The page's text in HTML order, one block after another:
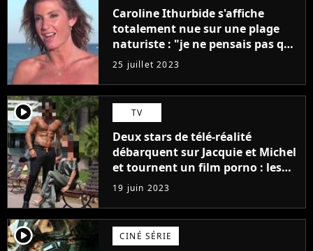
Caroline Ithurbide s'affiche
totalement nue sur une plage
naturiste : "je ne pensais pas que
j'arriverais à le faire..."
25 juillet 2023
player2 TV
Deux stars de télé-réalité
débarquent sur Jacquie et Michel
et tournent un film porno : les
premières images du tournage
(exclu)
19 juin 2023
player2 CINÉ SÉRIE